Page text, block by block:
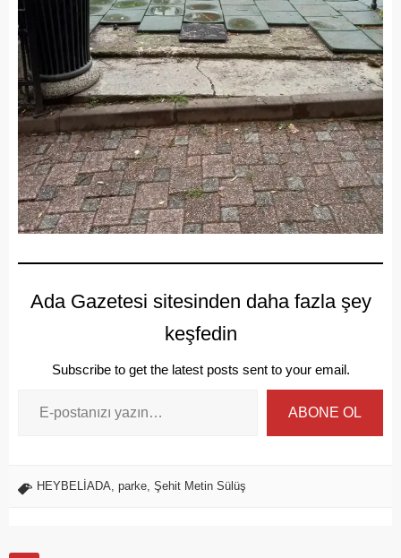
Ada Gazetesi sitesinden daha fazla şey
keşfedin
Subscribe to get the latest posts sent to your email.
ABONE OL
HEYBELİADA parke Şehit Metin Sülüş